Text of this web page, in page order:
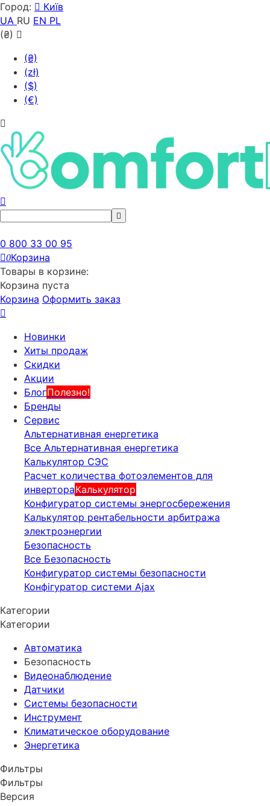
Город:
Київ
UA RU EN PL
(₴)
(₴)
(zł)
($)
(€)
0 800 33 00 95
0Корзина
Товары в корзине:
Корзина пуста
Корзина Оформить заказ
Новинки
Хиты продаж
Скидки
Акции
БлогПолезно!
Бренды
Сервис
Альтернативная енергетика
Все Альтернативная енергетика
Калькулятор СЭС
Расчет количества фотоэлементов для
инвертораКалькулятор
Конфигуратор системы энергосбережения
Калькулятор рентабельности арбитража
электроэнергии
Безопасность
Все Безопасность
Конфигуратор системы безопасности
Конфігуратор системи Ajax
Категории
Категории
Автоматика
Безопасность
Видеонаблюдение
Датчики
Системы безопасности
Инструмент
Климатическое оборудование
Энергетика
Фильтры
Фильтры
Версия